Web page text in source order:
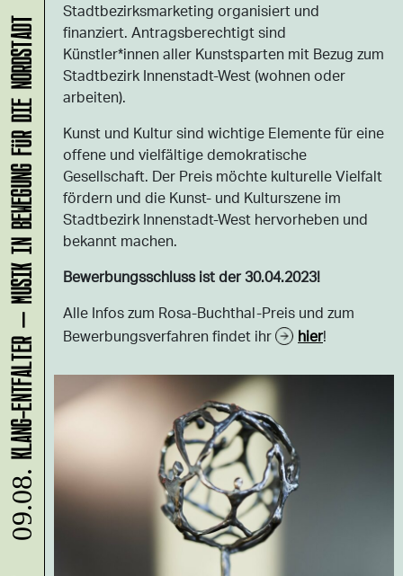
Stadtbezirksmarketing organisiert und
finanziert. Antragsberechtigt sind
Künstler*innen aller Kunstsparten mit Bezug zum
Stadtbezirk Innenstadt-West (wohnen oder
arbeiten).
Kunst und Kultur sind wichtige Elemente für eine
offene und vielfältige demokratische
Gesellschaft. Der Preis möchte kulturelle Vielfalt
fördern und die Kunst- und Kulturszene im
Stadtbezirk Innenstadt-West hervorheben und
bekannt machen.
Bewerbungsschluss ist der 30.04.2023!
Alle Infos zum Rosa-Buchthal-Preis und zum
Bewerbungsverfahren findet ihr
hier!
09.08.
KLANG-ENTFALTER – MUSIK IN BEWEGUNG FÜR DIE NORDSTADT